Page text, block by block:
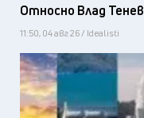
Относно Влад Тенев
11:50, 04 авг 26 / Idealisti